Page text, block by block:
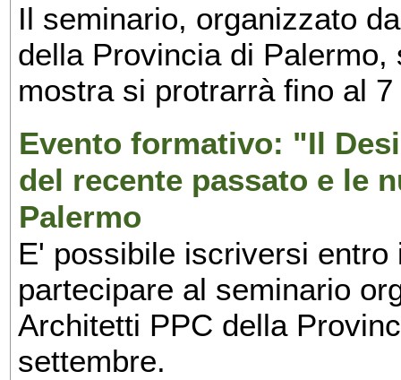
Il seminario, organizzato
della Provincia di
mostra si protrarrà fino al
Evento formativo: "Il
del recente passato e le
Palermo
E' possibile iscriversi
partecipare al seminario
Architetti PPC della
settembre.